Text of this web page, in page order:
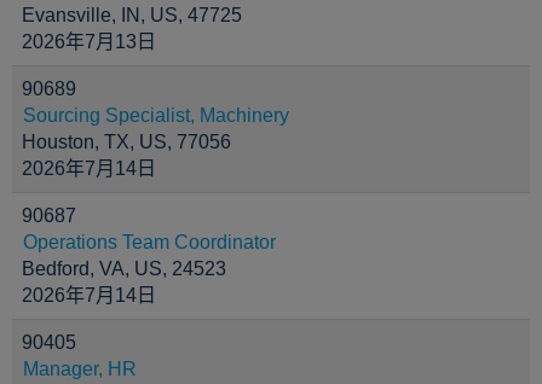
Evansville, IN, US, 47725
2026年7月13日
90689
Sourcing Specialist, Machinery
Houston, TX, US, 77056
2026年7月14日
90687
Operations Team Coordinator
Bedford, VA, US, 24523
2026年7月14日
90405
Manager, HR